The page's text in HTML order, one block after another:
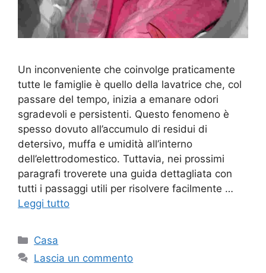
Un inconveniente che coinvolge praticamente
tutte le famiglie è quello della lavatrice che, col
passare del tempo, inizia a emanare odori
sgradevoli e persistenti. Questo fenomeno è
spesso dovuto all’accumulo di residui di
detersivo, muffa e umidità all’interno
dell’elettrodomestico. Tuttavia, nei prossimi
paragrafi troverete una guida dettagliata con
tutti i passaggi utili per risolvere facilmente …
Leggi tutto
Categorie
Casa
Lascia un commento